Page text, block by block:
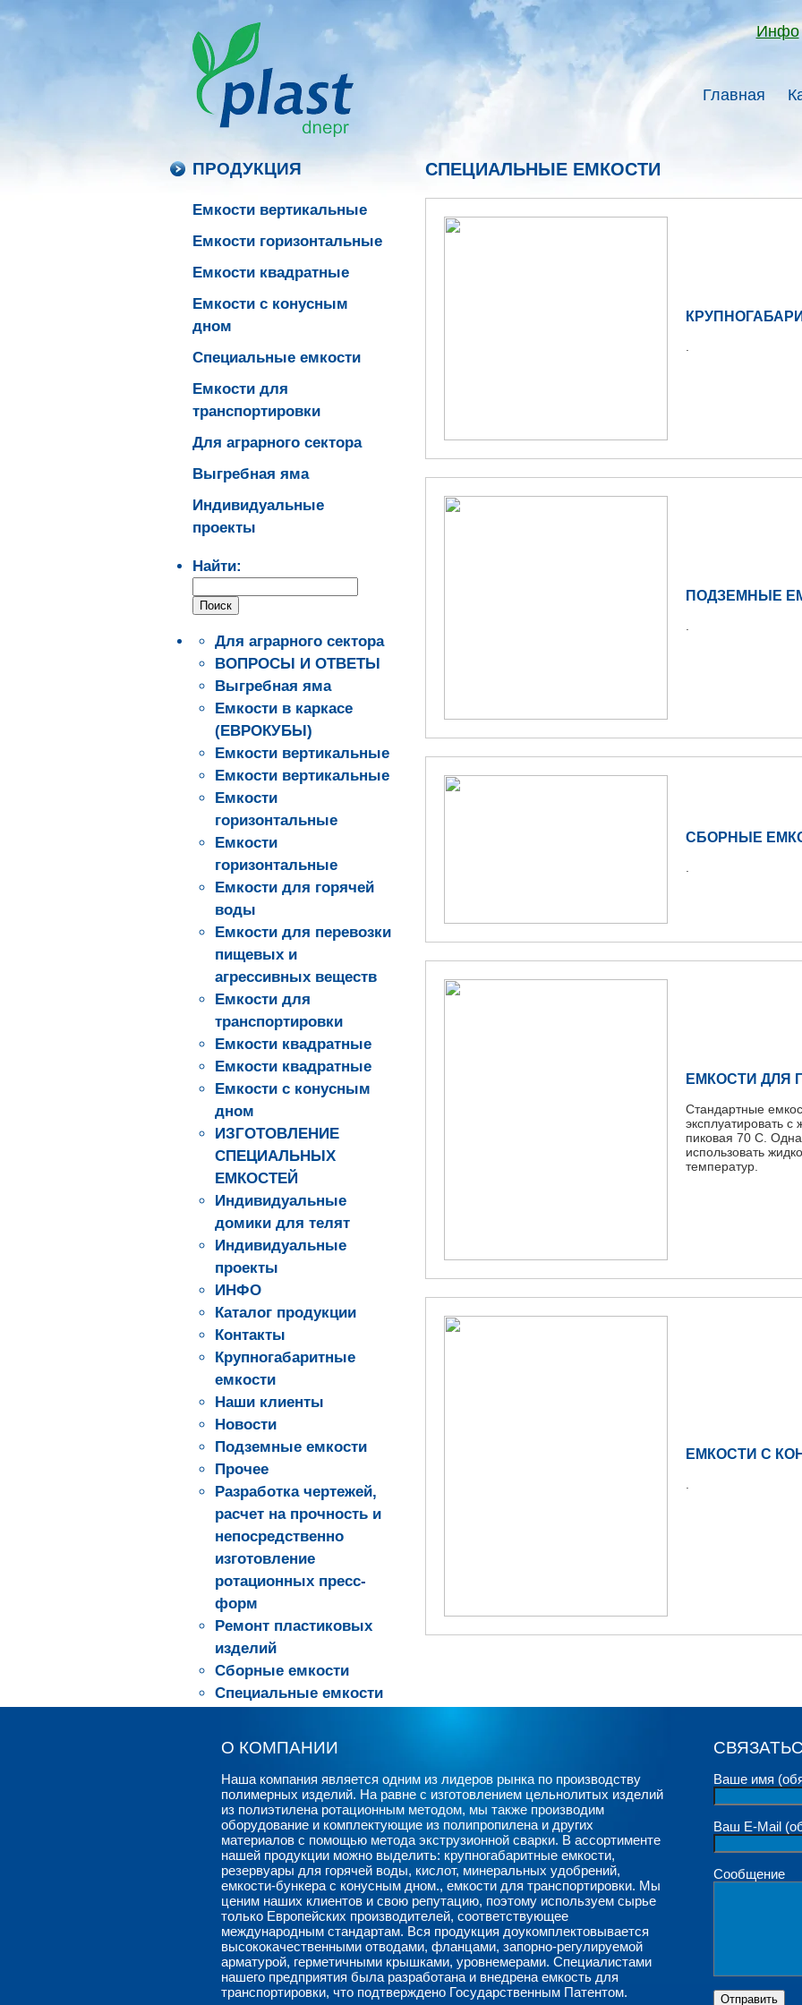
Инфо
Главная
ПРОДУКЦИЯ
Емкости вертикальные
Емкости горизонтальные
Емкости квадратные
Емкости с конусным
дном
Специальные емкости
Емкости для
транспортировки
Для аграрного сектора
Выгребная яма
Индивидуальные
проекты
Найти:
Для аграрного сектора
ВОПРОСЫ И ОТВЕТЫ
Выгребная яма
Емкости в каркасе
(ЕВРОКУБЫ)
Емкости вертикальные
Емкости вертикальные
Емкости
горизонтальные
Емкости
горизонтальные
Емкости для горячей
воды
Емкости для перевозки
пищевых и
агрессивных веществ
Емкости для
транспортировки
Емкости квадратные
Емкости квадратные
Емкости с конусным
дном
ИЗГОТОВЛЕНИЕ
СПЕЦИАЛЬНЫХ
ЕМКОСТЕЙ
Индивидуальные
домики для телят
Индивидуальные
проекты
ИНФО
Каталог продукции
Контакты
Крупногабаритные
емкости
Наши клиенты
Новости
Подземные емкости
Прочее
Разработка чертежей,
расчет на прочность и
непосредственно
изготовление
ротационных пресс-
форм
Ремонт пластиковых
изделий
Сборные емкости
Специальные емкости
мусоросбросы
индивидуальных
проектов
Рубрик нет
Development Blog
Documentation
Plugins
Suggest Ideas
Support Forum
Themes
СПЕЦИАЛЬНЫЕ ЕМКОСТИ
.
ПОДЗЕМНЫЕ
.
СБОРНЫЕ
.
ЕМКОСТИ ДЛЯ
Стандартные
эксплуатировать
пиковая 70 С.
использовать
температур.
ЕМКОСТИ С
.
О КОМПАНИИ
Наша компания является одним из лидеров рынка по производству
полимерных изделий. На равне с изготовлением цельнолитых изделий
из полиэтилена ротационным методом, мы также производим
оборудование и комплектующие из полипропилена и других
материалов с помощью метода экструзионной сварки. В ассортименте
нашей продукции можно выделить: крупногабаритные емкости,
резервуары для горячей воды, кислот, минеральных удобрений,
емкости-бункера с конусным дном., емкости для транспортировки. Мы
ценим наших клиентов и свою репутацию, поэтому используем сырье
только Европейских производителей, соответствующее
международным стандартам. Вся продукция доукомплектовывается
высококачественными отводами, фланцами, запорно-регулируемой
арматурой, герметичными крышками, уровнемерами. Специалистами
нашего предприятия была разработана и внедрена емкость для
транспортировки, что подтверждено Государственным Патентом.
Ваше имя
Ваш E-Mail
Сообщение